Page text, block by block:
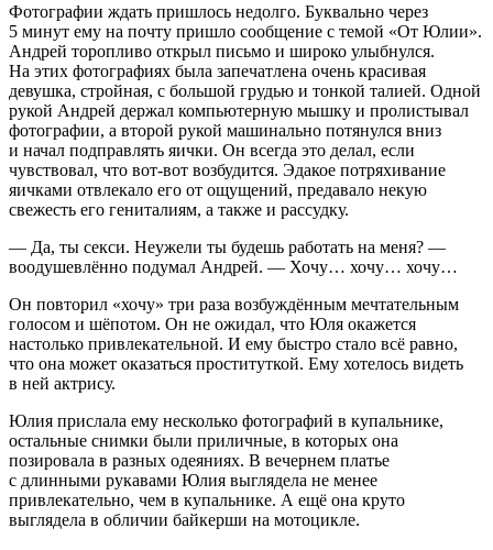
Фотографии ждать пришлось недолго. Буквально через
5 минут ему на почту пришло сообщение с темой «От Юлии».
Андрей торопливо открыл письмо и широко улыбнулся.
На этих фотографиях была запечатлена очень красивая
девушка, стройная, с большой грудью и тонкой талией. Одной
рукой Андрей держал компьютерную мышку и пролистывал
фотографии, а второй рукой машинально потянулся вниз
и начал подправлять яички. Он всегда это делал, если
чувствовал, что вот-вот возбудится. Эдакое потряхивание
яичками отвлекало его от ощущений, предавало некую
свежесть его гениталиям, а также и рассудку.
— Да, ты секси. Неужели ты будешь работать на меня? —
воодушевлённо подумал Андрей. — Хочу… хочу… хочу…
Он повторил «хочу» три раза возбуждённым мечтательным
голосом и шёпотом. Он не ожидал, что Юля окажется
настолько привлекательной. И ему быстро стало всё равно,
что она может оказаться проституткой. Ему хотелось видеть
в ней актрису.
Юлия прислала ему несколько фотографий в купальнике,
остальные снимки были приличные, в которых она
позировала в разных одеяниях. В вечернем платье
с длинными рукавами Юлия выглядела не менее
привлекательно, чем в купальнике. А ещё она круто
выглядела в обличии байкерши на мотоцикле.